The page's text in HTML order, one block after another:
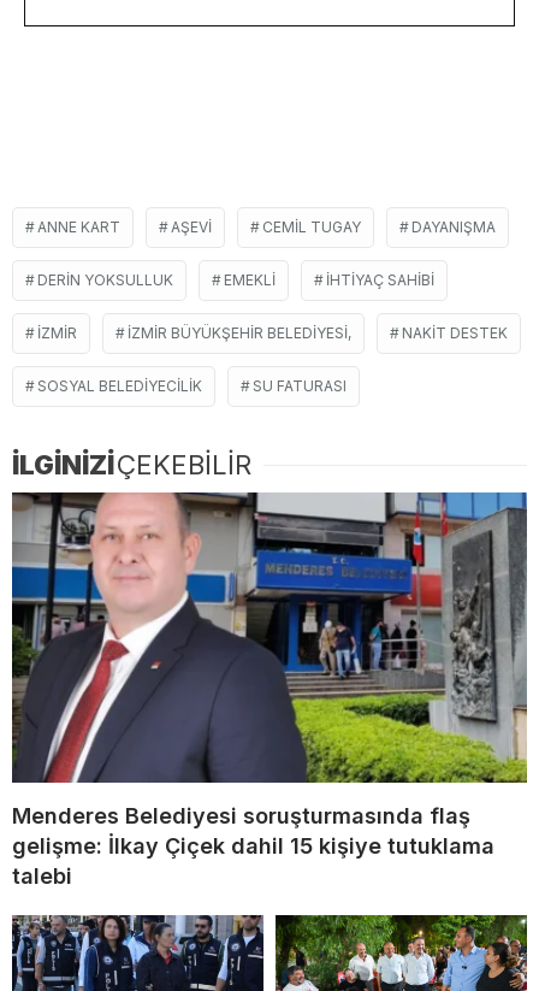
ANNE KART AŞEVI CEMIL TUGAY DAYANIŞMA
DERIN YOKSULLUK EMEKLI IHTIYAÇ SAHIBI
İZMIR İZMIR BÜYÜKŞEHIR BELEDIYESI, NAKIT DESTEK
SOSYAL BELEDIYECILIK SU FATURASI
İLGİNİZİÇEKEBİLİR
Menderes Belediyesi soruşturmasında flaş
gelişme: İlkay Çiçek dahil 15 kişiye tutuklama
talebi